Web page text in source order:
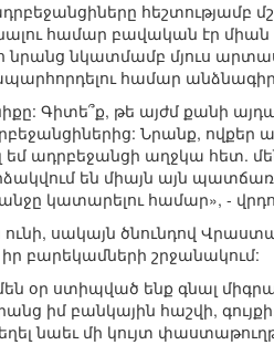
հեշտությամբ
համար բավական էր
նկատմամբ մյուս
համար
Գիտե՞ք, թե այժմ քանի
Նրանք, ովքեր
ադրբեջանցի աղջկա հետ.
են միայն այն
կատարելու համար», -
սակայն ծնունդով
բարեկամների շրջանակում:
օր ստիպված ենք գնալ
իմ բանկային հաշվի,
նաեւ մի կույտ փաստաթուղթ